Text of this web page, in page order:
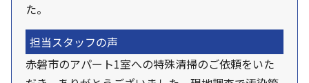
た。
担当スタッフの声
赤磐市のアパート1室への特殊清掃のご依頼をいた